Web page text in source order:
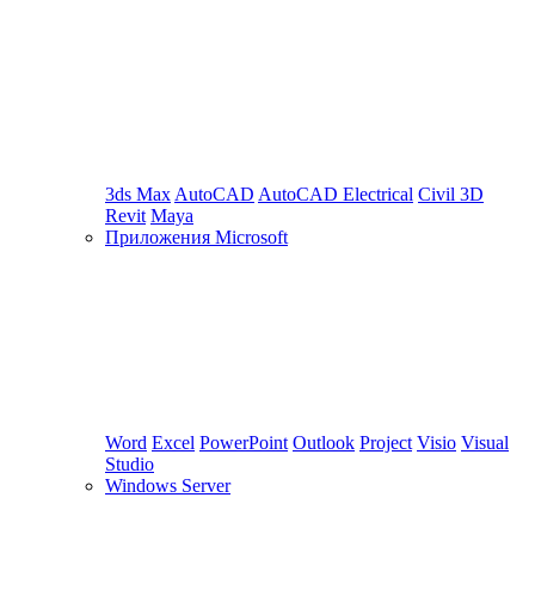
3ds Max AutoCAD AutoCAD Electrical Civil 3D
Revit Maya
Приложения Microsoft
Word Excel PowerPoint Outlook Project Visio Visual
Studio
Windows Server